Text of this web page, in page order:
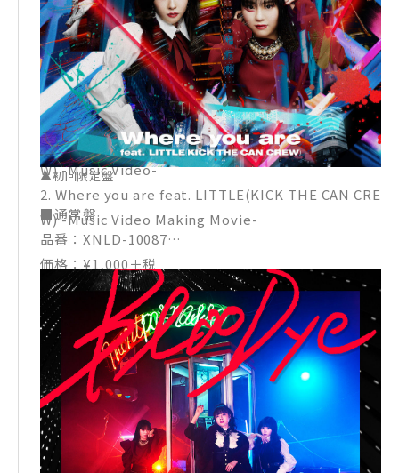
アロスト」テーマ曲
3. Where you are feat. LITTLE(KICK THE CAN CRE
W) -Instrumental-
4. Terrestrial paradise -Instrumental-
【DVD】
1. Where you are feat. LITTLE(KICK THE CAN CRE
W) -Music Video-
2. Where you are feat. LITTLE(KICK THE CAN CRE
W) -Music Video Making Movie-
▲初回限定盤
■通常盤
品番：XNLD-10087
価格：¥1,000＋税
収録曲：
【CD】
1. Where you are feat. LITTLE(KICK THE CAN CRE
W) ※アニメ「ぶらどらぶ」オープニング主題歌 “貢V
ersion”
2. Terrestrial paradise ※スマホゲーム「ドラガリ
アロスト」テーマ曲
3. Where you are feat. LITTLE(KICK THE CAN CRE